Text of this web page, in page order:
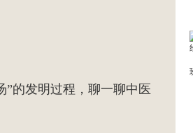
的发明过程，聊一聊中医